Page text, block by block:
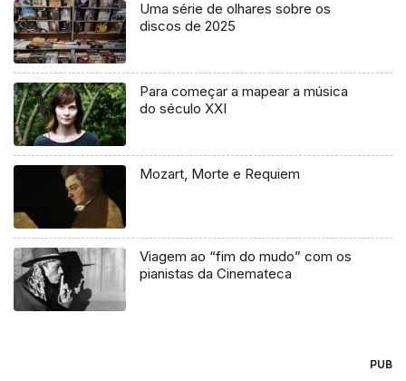
Uma série de olhares sobre os
discos de 2025
Para começar a mapear a música
do século XXI
Mozart, Morte e Requiem
Viagem ao “fim do mudo” com os
pianistas da Cinemateca
PUB